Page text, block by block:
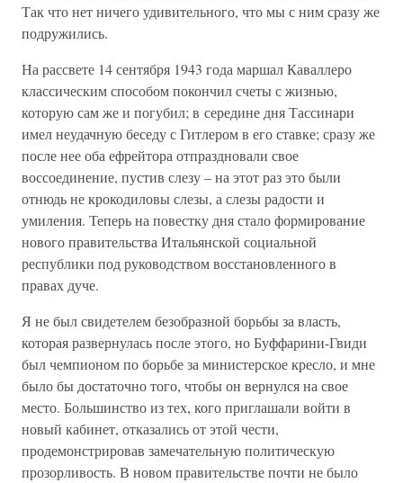
Так что нет ничего удивительного, что мы с ним сразу же
подружились.
На рассвете 14 сентября 1943 года маршал Каваллеро
классическим способом покончил счеты с жизнью,
которую сам же и погубил; в середине дня Тассинари
имел неудачную беседу с Гитлером в его ставке; сразу же
после нее оба ефрейтора отпраздновали свое
воссоединение, пустив слезу – на этот раз это были
отнюдь не крокодиловы слезы, а слезы радости и
умиления. Теперь на повестку дня стало формирование
нового правительства Итальянской социальной
республики под руководством восстановленного в
правах дуче.
Я не был свидетелем безобразной борьбы за власть,
которая развернулась после этого, но Буффарини-Гвиди
был чемпионом по борьбе за министерское кресло, и мне
было бы достаточно того, чтобы он вернулся на свое
место. Большинство из тех, кого приглашали войти в
новый кабинет, отказались от этой чести,
продемонстрировав замечательную политическую
прозорливость. В новом правительстве почти не было